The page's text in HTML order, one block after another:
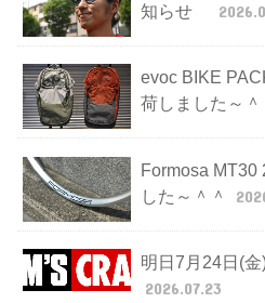
知らせ
evoc BIKE
荷しました～＾
Formosa MT30
した～＾＾
明日7月24日(
2026.07.23